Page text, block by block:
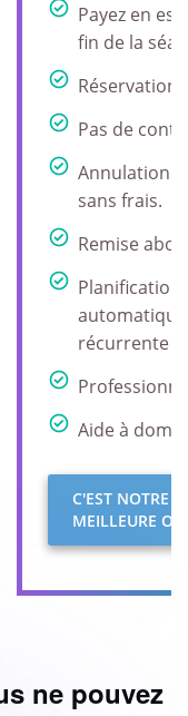
Payez en
fin de la
Réservation
Pas de
Annulation
sans frais.
Remise
Planification
automatique
récurrente
Aide à
C'EST NOTRE
MEILLEURE
ne pouvez